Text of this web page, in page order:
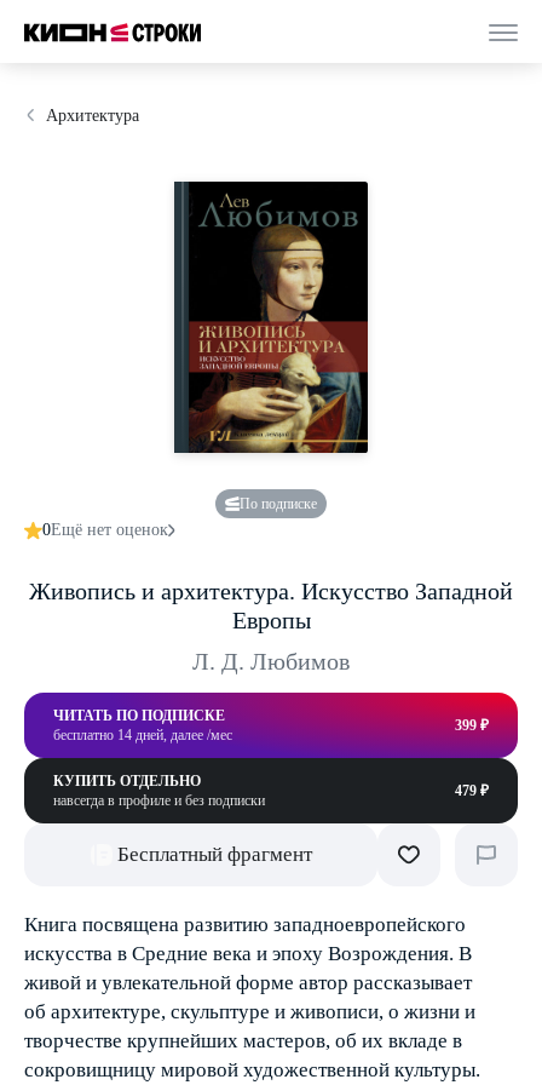
Архитектура
По подписке
0Ещё нет оценок
Живопись и архитектура. Искусство Западной
Европы
Л. Д. Любимов
ЧИТАТЬ ПО ПОДПИСКЕ
бесплатно 14 дней, далее /мес
399 ₽
КУПИТЬ ОТДЕЛЬНО
навсегда в профиле и без подписки
479 ₽
Бесплатный фрагмент
Книга посвящена развитию западноевропейского
искусства в Средние века и эпоху Возрождения. В
живой и увлекательной форме автор рассказывает
об архитектуре, скульптуре и живописи, о жизни и
творчестве крупнейших мастеров, об их вкладе в
сокровищницу мировой художественной культуры.